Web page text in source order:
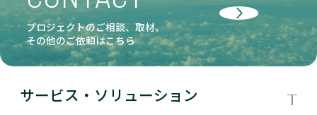
プロジェクトのご相談、取材、
その他のご依頼はこちら
サービス・ソリューション